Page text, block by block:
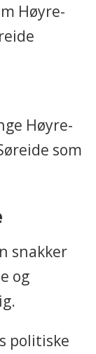
Høyre-
Høyre-
som
snakker
og
politiske